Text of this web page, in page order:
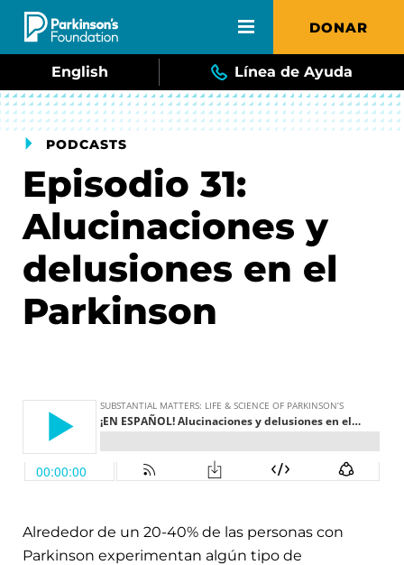
Skip to main content DONAR
English Línea de Ayuda
PODCASTS
Episodio 31:
Alucinaciones y
delusiones en el
Parkinson
Alrededor de un 20-40% de las personas con
Parkinson experimentan algún tipo de